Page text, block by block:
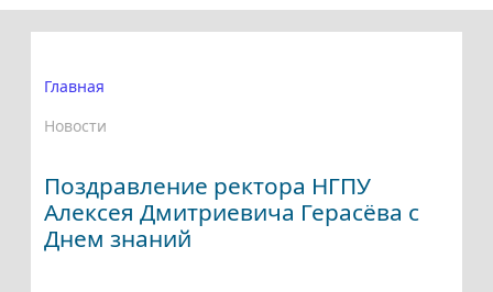
Главная
Новости
Поздравление ректора НГПУ
Алексея Дмитриевича Герасёва с
Днем знаний